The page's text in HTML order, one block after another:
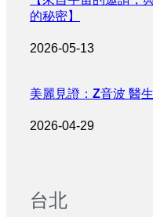
的秘密】
2026-05-13
美麗見證：Z音波 醫
2026-04-29
台北